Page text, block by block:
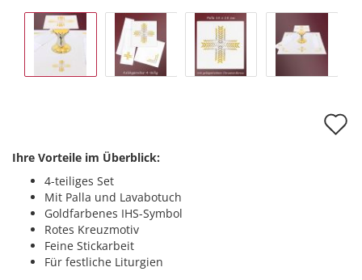
Ihre Vorteile im Überblick:
4-teiliges Set
Mit Palla und Lavabotuch
Goldfarbenes IHS-Symbol
Rotes Kreuzmotiv
Feine Stickarbeit
Für festliche Liturgien